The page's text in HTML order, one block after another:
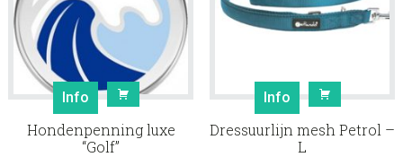
Info
Hondenpenning luxe
“Golf”
Info
Dressuurlijn mesh Petrol –
L